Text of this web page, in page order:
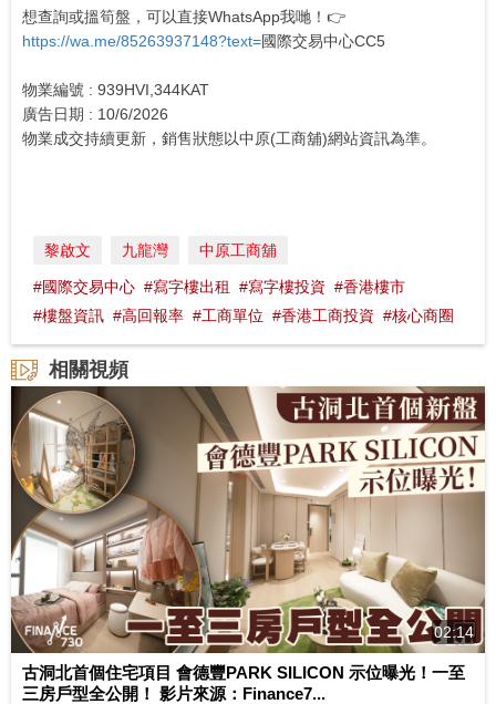
想查詢或搵筍盤，可以直接WhatsApp我哋！👉
https://wa.me/85263937148?text=國際交易中心CC5
物業編號 : 939HVI,344KAT
廣告日期 : 10/6/2026
物業成交持續更新，銷售狀態以中原(工商舖)網站資訊為準。
黎啟文 九龍灣 中原工商舖
#國際交易中心 #寫字樓出租 #寫字樓投資 #香港樓市
#樓盤資訊 #高回報率 #工商單位 #香港工商投資 #核心商圈
相關視頻
02:14
古洞北首個住宅項目 會德豐PARK SILICON 示位曝光！一至
三房戶型全公開！ 影片來源：Finance7...